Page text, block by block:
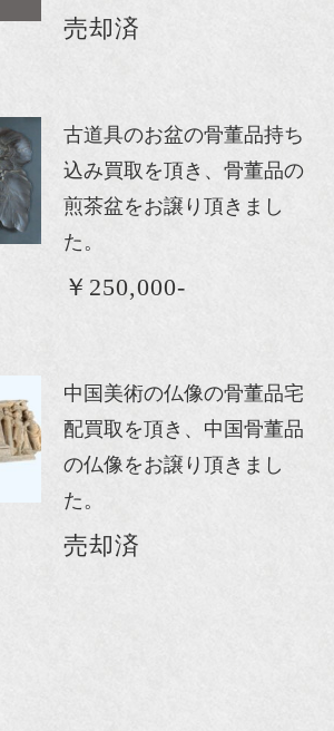
売却済
古道具のお盆の骨董品持ち
込み買取を頂き、骨董品の
煎茶盆をお譲り頂きまし
た。
￥250,000-
中国美術の仏像の骨董品宅
配買取を頂き、中国骨董品
の仏像をお譲り頂きまし
た。
売却済